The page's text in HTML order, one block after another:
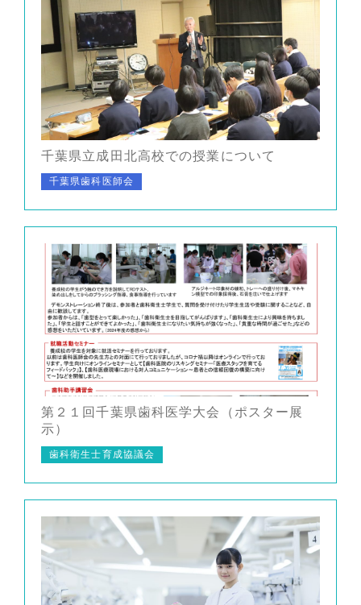
千葉県立成田北高校での授業について
千葉県歯科医師会
第２１回千葉県歯科医学大会（ポスター展
示）
歯科衛生士育成協議会